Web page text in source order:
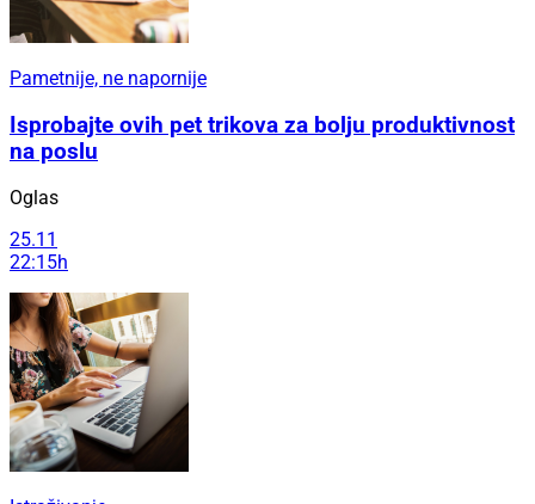
Pametnije, ne napornije
Isprobajte ovih pet trikova za bolju produktivnost
na poslu
Oglas
25.11
22:15h